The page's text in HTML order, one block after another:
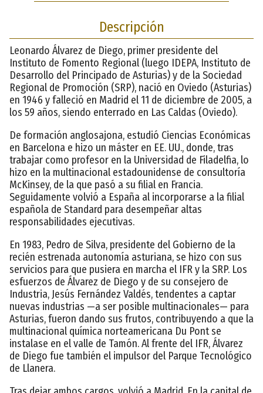
Descripción
Leonardo Álvarez de Diego, primer presidente del
Instituto de Fomento Regional (luego IDEPA, Instituto de
Desarrollo del Principado de Asturias) y de la Sociedad
Regional de Promoción (SRP), nació en Oviedo (Asturias)
en 1946 y falleció en Madrid el 11 de diciembre de 2005, a
los 59 años, siendo enterrado en Las Caldas (Oviedo).
De formación anglosajona, estudió Ciencias Económicas
en Barcelona e hizo un máster en EE. UU., donde, tras
trabajar como profesor en la Universidad de Filadelfia, lo
hizo en la multinacional estadounidense de consultoría
McKinsey, de la que pasó a su filial en Francia.
Seguidamente volvió a España al incorporarse a la filial
española de Standard para desempeñar altas
responsabilidades ejecutivas.
En 1983, Pedro de Silva, presidente del Gobierno de la
recién estrenada autonomía asturiana, se hizo con sus
servicios para que pusiera en marcha el IFR y la SRP. Los
esfuerzos de Álvarez de Diego y de su consejero de
Industria, Jesús Fernández Valdés, tendentes a captar
nuevas industrias —a ser posible multinacionales— para
Asturias, fueron dando sus frutos, contribuyendo a que la
multinacional química norteamericana Du Pont se
instalase en el valle de Tamón. Al frente del IFR, Álvarez
de Diego fue también el impulsor del Parque Tecnológico
de Llanera.